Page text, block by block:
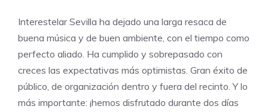
Interestelar Sevilla ha dejado una larga resaca de
buena música y de buen ambiente, con el tiempo como
perfecto aliado. Ha cumplido y sobrepasado con
creces las expectativas más optimistas. Gran éxito de
público, de organización dentro y fuera del recinto. Y lo
más importante: ¡hemos disfrutado durante dos días